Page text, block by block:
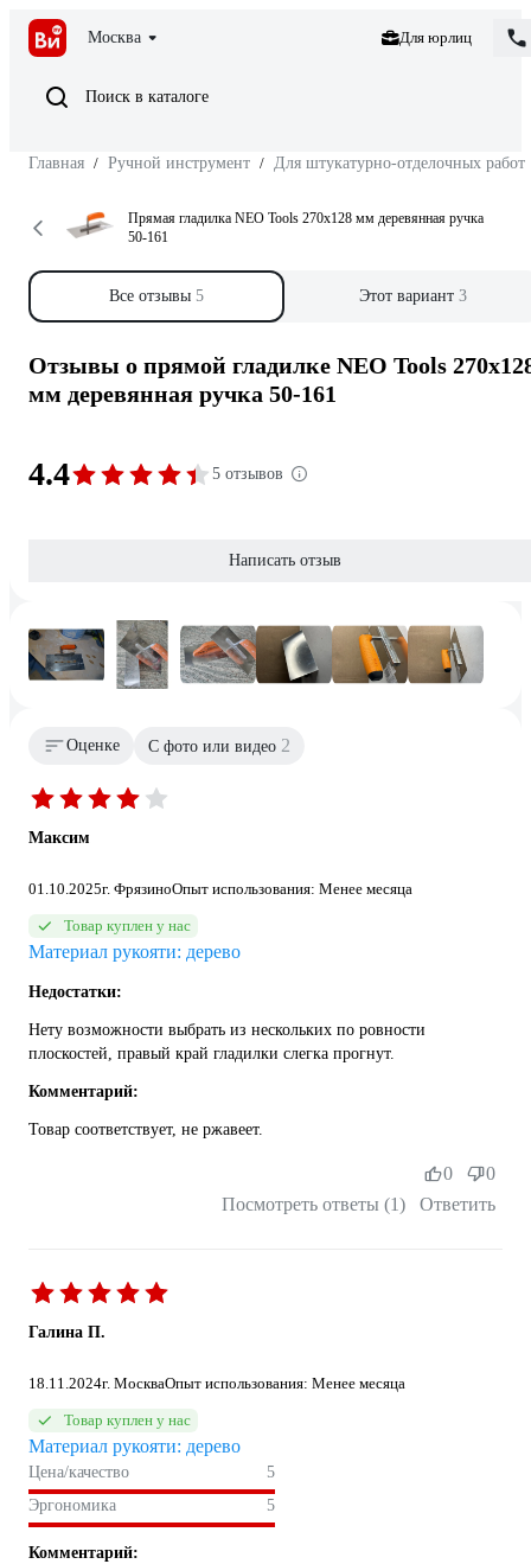
Москва Для юрлиц
Поиск в каталоге
Главная / Ручной инструмент / Для штукатурно-отделочных работ
Прямая гладилка NEO Tools 270х128 мм деревянная ручка
50-161
Все отзывы 5 Этот вариант 3
Отзывы о прямой гладилке NEO Tools
мм деревянная ручка 50-161
4.4 5 отзывов
Написать отзыв
Оценке С фото или видео 2
Максим
01.10.2025г. ФрязиноОпыт использования: Менее месяца
Товар куплен у нас
Материал рукояти: дерево
Недостатки:
Нету возможности выбрать из нескольких по ровности
плоскостей, правый край гладилки слегка прогнут.
Комментарий:
Товар соответствует, не ржавеет.
Посмотреть ответы (1) Ответить
0 0
Галина П.
18.11.2024г. МоскваОпыт использования: Менее месяца
Товар куплен у нас
Материал рукояти: дерево
Цена/качество
5
Эргономика
5
Комментарий: